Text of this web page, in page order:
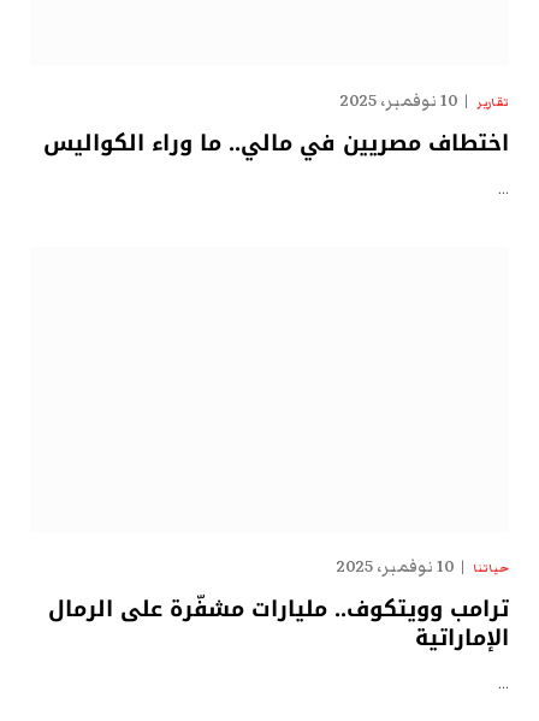
تقارير 10 نوفمبر، 2025
اختطاف مصريين في مالي.. ما وراء الكواليس
…
حياتنا 10 نوفمبر، 2025
ترامب وويتكوف.. مليارات مشفّرة على الرمال
الإماراتية
…